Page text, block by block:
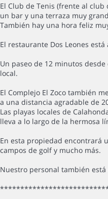
El Club de Tenis (frente al
un bar y una terraza muy
También hay una hora feliz
El restaurante Dos Leones
Un paseo de 12 minutos
local.
El Complejo El Zoco también
a una distancia agradable de
Las playas locales de
lleva a lo largo de la hermosa
En esta propiedad encontrará
campos de golf y mucho más.
Nuestro personal también